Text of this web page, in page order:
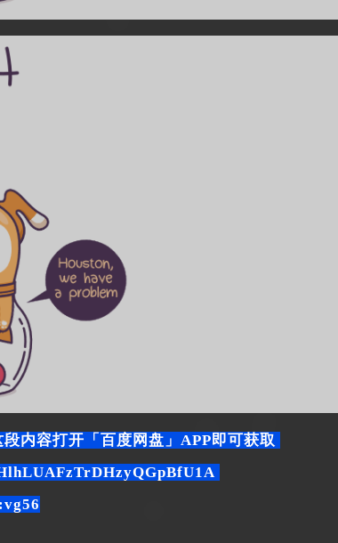
内容打开「百度网盘」APP即可获取